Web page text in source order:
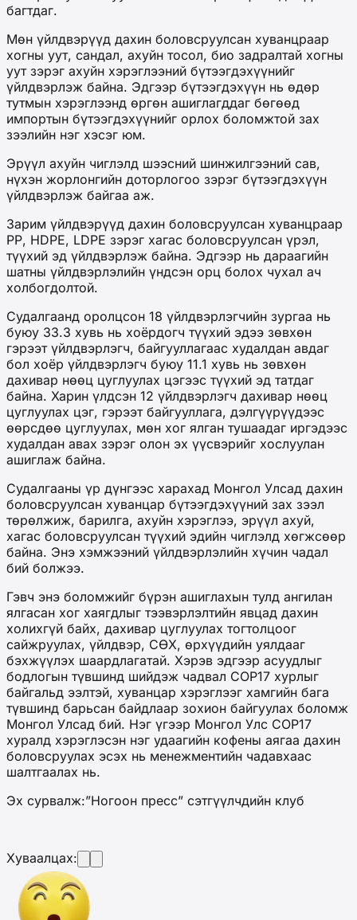
багтдаг.
Мөн үйлдвэрүүд дахин боловсруулсан хуванцраар
хогны уут, сандал, ахуйн тосол, био задралтай хогны
уут зэрэг ахуйн хэрэглээний бүтээгдэхүүнийг
үйлдвэрлэж байна. Эдгээр бүтээгдэхүүн нь өдөр
тутмын хэрэглээнд өргөн ашиглагддаг бөгөөд
импортын бүтээгдэхүүнийг орлох боломжтой зах
зээлийн нэг хэсэг юм.
Эрүүл ахуйн чиглэлд шээсний шинжилгээний сав,
нүхэн жорлонгийн доторлогоо зэрэг бүтээгдэхүүн
үйлдвэрлэж байгаа аж.
Зарим үйлдвэрүүд дахин боловсруулсан хуванцраар
РР, HDPE, LDPE зэрэг хагас боловсруулсан үрэл,
түүхий эд үйлдвэрлэж байна. Эдгээр нь дараагийн
шатны үйлдвэрлэлийн үндсэн орц болох чухал ач
холбогдолтой.
Судалгаанд оролцсон 18 үйлдвэрлэгчийн зургаа нь
буюу 33.3 хувь нь хоёрдогч түүхий эдээ зөвхөн
гэрээт үйлдвэрлэгч, байгууллагаас худалдан авдаг
бол хоёр үйлдвэрлэгч буюу 11.1 хувь нь зөвхөн
дахивар нөөц цуглуулах цэгээс түүхий эд татдаг
байна. Харин үлдсэн 12 үйлдвэрлэгч дахивар нөөц
цуглуулах цэг, гэрээт байгууллага, дэлгүүрүүдээс
өөрсдөө цуглуулах, мөн хог ялган тушаадаг иргэдээс
худалдан авах зэрэг олон эх үүсвэрийг хослуулан
ашиглаж байна.
Судалгааны үр дүнгээс харахад Монгол Улсад дахин
боловсруулсан хуванцар бүтээгдэхүүний зах зээл
төрөлжиж, барилга, ахуйн хэрэглээ, эрүүл ахуй,
хагас боловсруулсан түүхий эдийн чиглэлд хөгжсөөр
байна. Энэ хэмжээний үйлдвэрлэлийн хүчин чадал
бий болжээ.
Гэвч энэ боломжийг бүрэн ашиглахын тулд ангилан
ялгасан хог хаягдлыг тээвэрлэлтийн явцад дахин
холихгүй байх, дахивар цуглуулах тогтолцоог
сайжруулах, үйлдвэр, СӨХ, өрхүүдийн уялдааг
бэхжүүлэх шаардлагатай. Хэрэв эдгээр асуудлыг
бодлогын түвшинд шийдэж чадвал COP17 хурлыг
байгальд ээлтэй, хуванцар хэрэглээг хамгийн бага
түвшинд барьсан байдлаар зохион байгуулах боломж
Монгол Улсад бий. Нэг үгээр Монгол Улс COP17
хуралд хэрэглэсэн нэг удаагийн кофены аягаа дахин
боловсруулах эсэх нь менежментийн чадавхаас
шалтгаалах нь.
Эх сурвалж:”Ногоон пресс” сэтгүүлчдийн клуб
Хуваалцах: